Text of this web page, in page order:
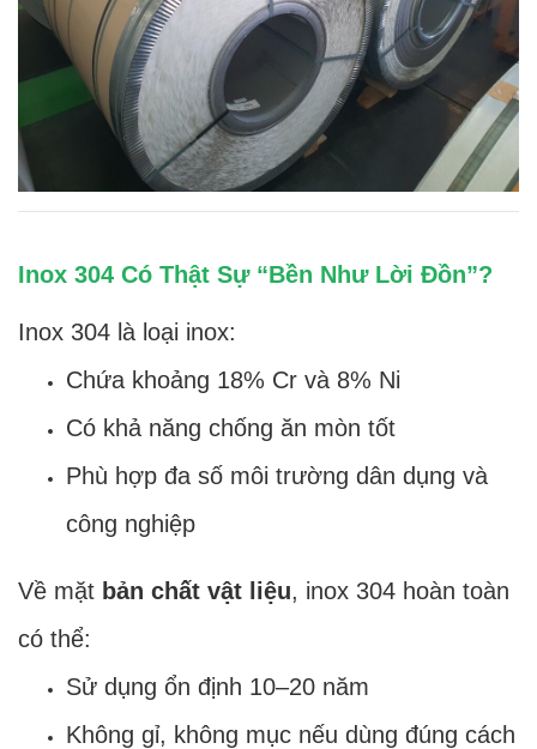
Inox 304 Có Thật Sự “Bền Như Lời Đồn”?
Inox 304 là loại inox:
Chứa khoảng 18% Cr và 8% Ni
Có khả năng chống ăn mòn tốt
Phù hợp đa số môi trường dân dụng và
công nghiệp
Về mặt bản chất vật liệu, inox 304 hoàn toàn
có thể:
Sử dụng ổn định 10–20 năm
Không gỉ, không mục nếu dùng đúng cách